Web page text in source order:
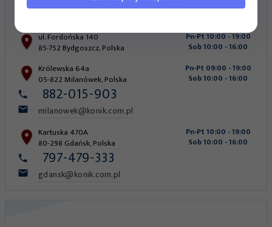
882-015-903
milanowek@konik.com.pl
Królewska 64a
05-822 Milanówek,Polska
Pn-Pt 09:00 - 19:00
Sob 10:00 - 16:00
797-479-333
gdansk@konik.com.pl
Kartuska 470A
80-298 Gdańsk,Polska
Pn-Pt 10:00 - 19:00
Sob 10:00 - 16:00
ul. Fordońska 140
85-752 Bydgoszcz,Polska
Pn-Pt 10:00 - 19:00
Sob 10:00 - 16:00